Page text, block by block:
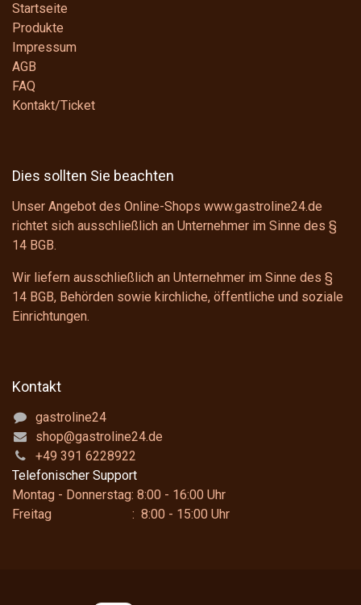
Startseite
Produkte
Impressum
AGB
FAQ
Kontakt/Ticket
Dies sollten Sie beachten
Unser Angebot des Online-Shops www.gastroline24.de
richtet sich ausschließlich an Unternehmer im Sinne des §
14 BGB.
Wir liefern ausschließlich an Unternehmer im Sinne des §
14 BGB, Behörden sowie kirchliche, öffentliche und soziale
Einrichtungen.
Kontakt
gastroline24
shop@gastroline24.de
+49 391 6228922
Telefonischer Support
Montag - Donnerstag: 8:00 - 16:00 Uhr
Freitag : 8:00 - 15:00 Uhr